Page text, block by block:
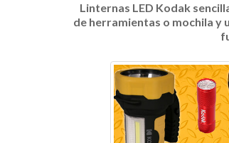
Linternas LED Kodak
de herramientas o mochila y